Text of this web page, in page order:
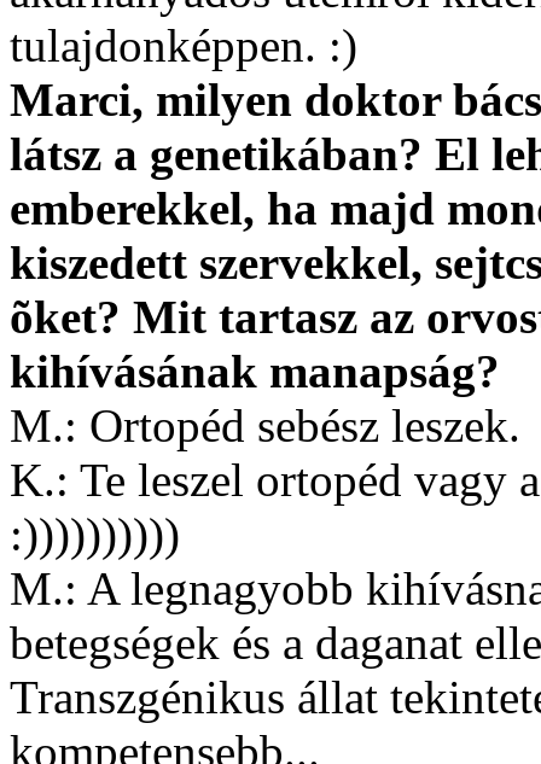
tulajdonképpen. :)
Marci, milyen doktor
látsz a genetikában? El
emberekkel, ha majd
kiszedett szervekkel,
õket? Mit tartasz az
kihívásának manapság?
M.: Ortopéd sebész leszek.
K.: Te leszel ortopéd vagy
:))))))))))
M.: A legnagyobb
betegségek és a daganat
Transzgénikus állat
kompetensebb...